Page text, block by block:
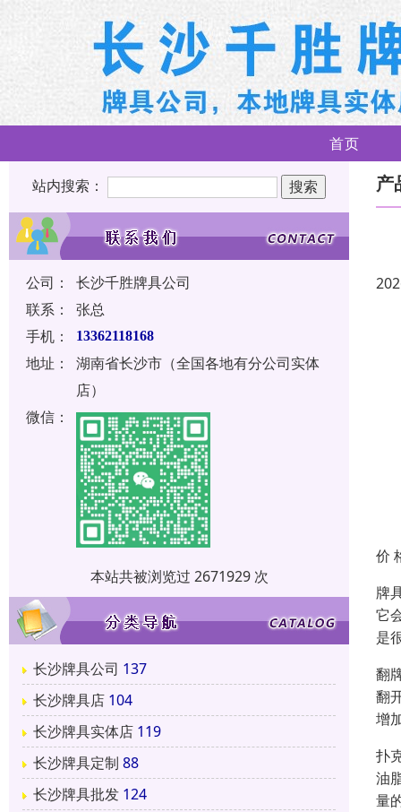
首页
站内搜索：
公司：
长沙千胜牌具公司
联系：
张总
手机：
13362118168
地址：
湖南省长沙市（全国各地有分公司实体
店）
微信：
本站共被浏览过 2671929 次
长沙牌具公司 137
长沙牌具店 104
长沙牌具实体店 119
长沙牌具定制 88
长沙牌具批发 124
产
价
牌
它
是
翻
翻
增
扑
油
量